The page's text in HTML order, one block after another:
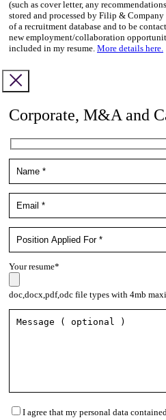
(such as cover letter, any
stored and processed by Filip &
of a recruitment database and to be
new employment/collaboration
included in my resume. More details here.
Corporate, M&A and
Your resume*
doc,docx,pdf,odc file types with 4mb
I agree that my personal data